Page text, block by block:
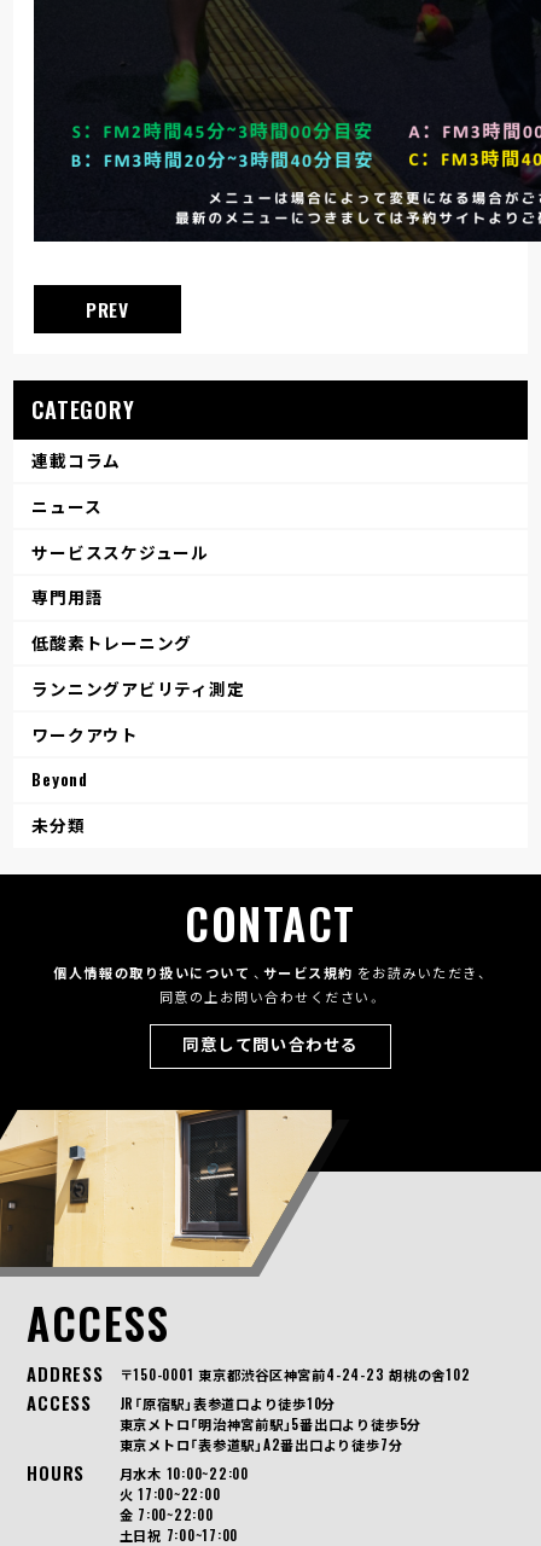
PREV
CATEGORY
連載コラム
ニュース
サービススケジュール
専門用語
低酸素トレーニング
ランニングアビリティ測定
ワークアウト
Beyond
未分類
CONTACT
個人情報の取り扱いについて 、 サービス規約 をお読みいただき、
同意の上お問い合わせください。
同意して問い合わせる
ACCESS
ADDRESS 〒150-0001 東京都渋谷区神宮前4-24-23 胡桃の舎102
ACCESS
JR「原宿駅」表参道口より徒歩10分
東京メトロ「明治神宮前駅」5番出口より徒歩5分
東京メトロ「表参道駅」A2番出口より徒歩7分
HOURS
月水木 10:00~22:00
火 17:00~22:00
金 7:00~22:00
土日祝 7:00~17:00